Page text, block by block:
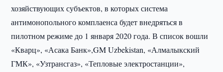
хозяйствующих субъектов, в которых система
антимонопольного комплаенса будет внедряться в
пилотном режиме до 1 января 2020 года. В список вошли
«Кварц», «Асака Банк»,GM Uzbekistan, «Алмалыкский
ГМК», «Узтрансгаз», «Тепловые электростанции»,